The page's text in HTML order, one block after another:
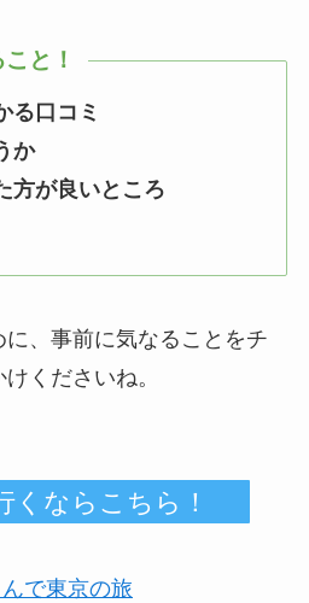
と！
る口コミ
か
方が良いところ
、事前に気なることをチ
くださいね。
くならこちら！
んで東京の旅